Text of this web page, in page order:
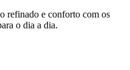
refinado e conforto com os
o dia a dia.